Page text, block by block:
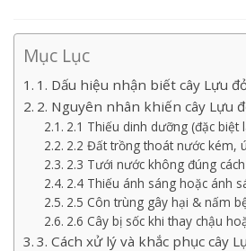
Mục Lục
1. Dấu hiệu nhận biết cây Lựu
2. Nguyên nhân khiến cây Lựu
2.1 Thiếu dinh dưỡng (đặc biệt
2.2 Đất trồng thoát nước kém,
2.3 Tưới nước không đúng cách
2.4 Thiếu ánh sáng hoặc ánh
2.5 Côn trùng gây hại & nấm
2.6 Cây bị sốc khi thay chậu
3. Cách xử lý và khắc phục cây